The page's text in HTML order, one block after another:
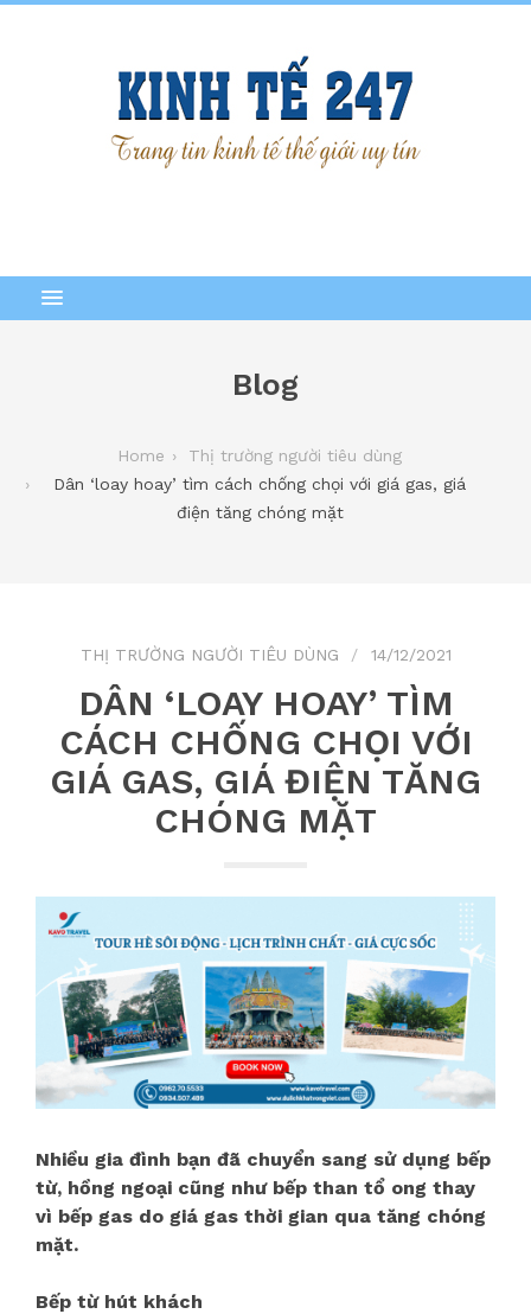
Blog
Home
Thị trường người tiêu dùng
Dân ‘loay hoay’ tìm cách chống chọi với giá gas, giá
điện tăng chóng mặt
THỊ TRƯỜNG NGƯỜI TIÊU DÙNG 14/12/2021
DÂN ‘LOAY HOAY’ TÌM
CÁCH CHỐNG CHỌI VỚI
GIÁ GAS, GIÁ ĐIỆN TĂNG
CHÓNG MẶT
Nhiều gia đình bạn đã chuyển sang sử dụng bếp
từ, hồng ngoại cũng như bếp than tổ ong thay
vì bếp gas do giá gas thời gian qua tăng chóng
mặt.
Bếp từ hút khách